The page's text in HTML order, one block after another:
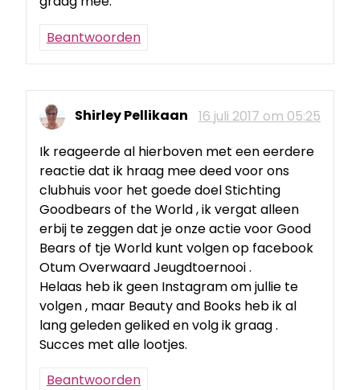
Beantwoorden
Shirley Pellikaan
16 juli 2017 om 05:25
Ik reageerde al hierboven met een eerdere
reactie dat ik hraag mee deed voor ons
clubhuis voor het goede doel Stichting
Goodbears of the World , ik vergat alleen
erbij te zeggen dat je onze actie voor Good
Bears of tje World kunt volgen op facebook
Otum Overwaard Jeugdtoernooi .
Helaas heb ik geen Instagram om jullie te
volgen , maar Beauty and Books heb ik al
lang geleden geliked en volg ik graag .
Succes met alle lootjes.
Beantwoorden